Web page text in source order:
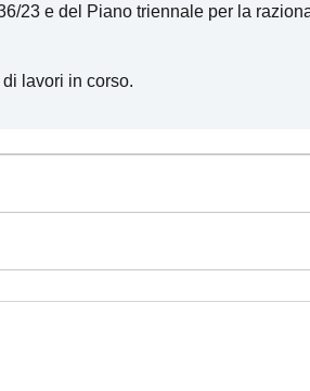
23 e del Piano triennale per la
lavori in corso.